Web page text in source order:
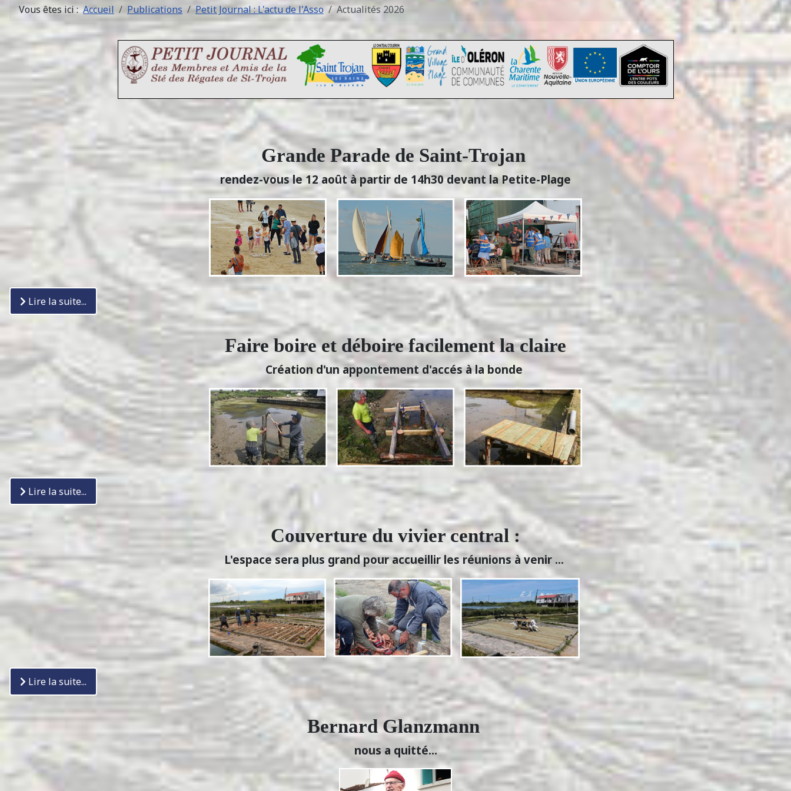
Vous êtes ici :Accueil Publications Petit Journal : L'actu de l'Asso Actualités 2026
Grande Parade de Saint-Trojan
rendez-vous le 12 août à partir de 14h30 devant la Petite-Plage
Lire la suite...
Faire boire et déboire facilement la claire
Création d'un appontement d'accés à la bonde
Lire la suite...
Couverture du vivier central :
L'espace sera plus grand pour accueillir les réunions à venir ...
Lire la suite...
Bernard Glanzmann
nous a quitté...